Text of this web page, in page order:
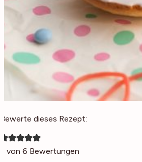
Bewerte dieses Rezept:
von 6 Bewertungen